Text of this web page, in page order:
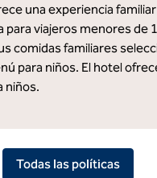
una experiencia familiar
para viajeros menores de
comidas familiares
para niños. El hotel
niños.
Todas las políticas